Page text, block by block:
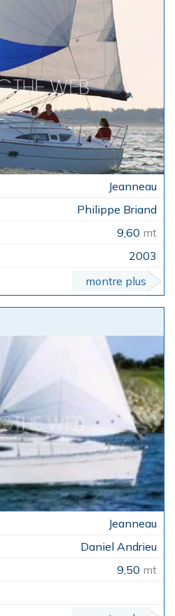
Jeanneau
Philippe Briand
9,60 mt
2003
montre plus
Jeanneau
Daniel Andrieu
9,50 mt